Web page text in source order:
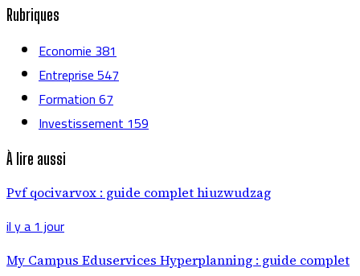
Rubriques
Economie381
Entreprise547
Formation67
Investissement159
À lire aussi
Pvf qocivarvox : guide complet hiuzwudzag
il y a 1 jour
My Campus Eduservices Hyperplanning : guide complet